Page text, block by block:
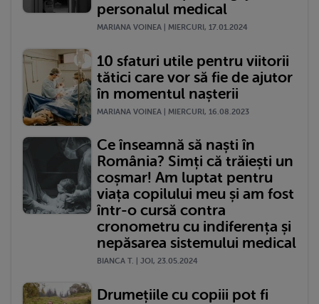
personalul medical
MARIANA VOINEA | MIERCURI, 17.01.2024
10 sfaturi utile pentru viitorii
tătici care vor să fie de ajutor
în momentul nașterii
MARIANA VOINEA | MIERCURI, 16.08.2023
Ce înseamnă să naști în
România? Simți că trăiești un
coșmar! Am luptat pentru
viața copilului meu și am fost
într-o cursă contra
cronometru cu indiferența și
nepăsarea sistemului medical
BIANCA T. | JOI, 23.05.2024
Drumețiile cu copiii pot fi